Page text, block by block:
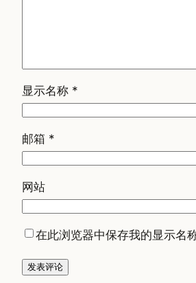
显示名称 *
邮箱 *
网站
在此浏览器中保存我的显示名